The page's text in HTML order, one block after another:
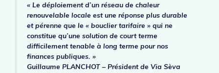
« Le déploiement d’un réseau de chaleur
renouvelable locale est une réponse plus durable
et pérenne que le « bouclier tarifaire » qui ne
constitue qu’une solution de court terme
difficilement tenable à long terme pour nos
finances publiques. »
Guillaume PLANCHOT – Président de Via Sèva